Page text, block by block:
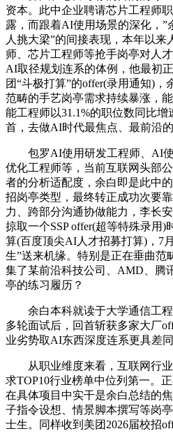
资本。此中企业聘请芯片工程师
露，而跟着AI使用场景的深化，”
人挑大梁”的间接表现，本年以来
师、芯片工程师等抢手岗亭对人
AI取径规划连系的体例，他最初
团“斗极打算”的offer(录用通知)
范畴的手艺岗亭需求持续暴涨，
能工程师以31.1%的职位数同比
首，去做AI时代最焦点、最前沿
包罗AI使用研发工程师、AI使
优化工程师等，当前互联网头部
者的分析适配度，余白即是此中
招岗亭类型，最终转正成功次要
力、跨部分沟通协做能力，李长
掠取一个SSP offer(超等特殊录用
算(百度顶尖AI人才招募打算)，7
生”送来机缘。特别是正在垂曲范
集了某前沿科技公司、AMD、腾
亭的练习履历？
余白本科就读于大学通信工程
多轮面试后，回首斩获多家大厂
业劣势取AI东西深度连系更具差
从职业维度来看，互联网行业
求TOP10行业榜单中位列第一。
在具体项目中实干是余白总结的
子指令设想、情景脚本撰写等岗
士生。同样收到美团2026届校招